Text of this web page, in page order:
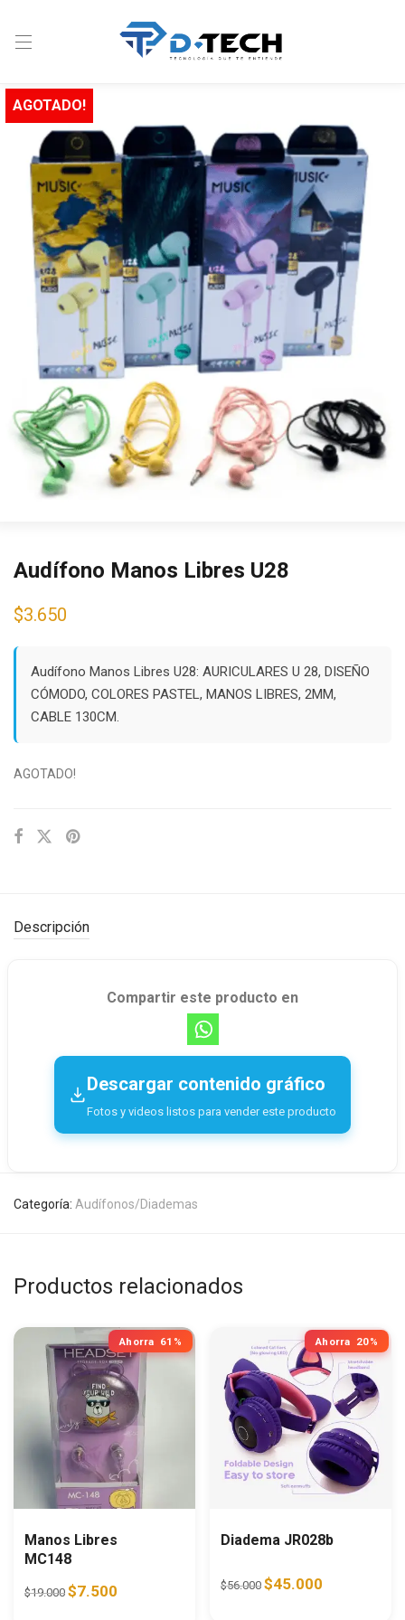
AGOTADO!
Audífono Manos Libres U28
$3.650
Audífono Manos Libres U28: AURICULARES U 28, DISEÑO
CÓMODO, COLORES PASTEL, MANOS LIBRES, 2MM,
CABLE 130CM.
AGOTADO!
Descripción
Compartir este producto en
Descargar contenido gráfico
Fotos y videos listos para vender este producto
Categoría: Audífonos/Diademas
Productos relacionados
Ahorra 61%
Manos Libres
MC148
$19.000 Original price was: $19.000.
$7.500 Current price is: $7.500.
Ahorra 20%
Diadema JR028b
$56.000 Original price was:
$45.000